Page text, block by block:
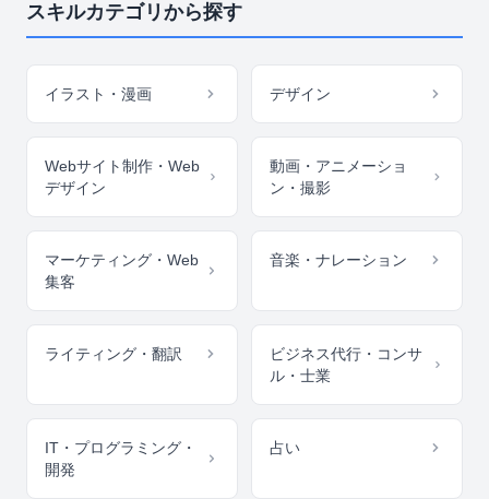
スキルカテゴリから探す
イラスト・漫画 デザイン
Webサイト制作・Web
デザイン
動画・アニメーショ
ン・撮影
マーケティング・Web
集客
音楽・ナレーション
ライティング・翻訳
ビジネス代行・コンサ
ル・士業
IT・プログラミング・
開発
占い